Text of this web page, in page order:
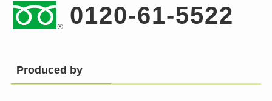
0120-61-5522
Produced by